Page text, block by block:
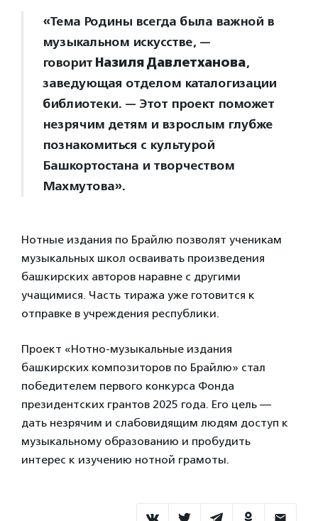
«Тема Родины всегда была важной в
музыкальном искусстве, —
говорит Назиля Давлетханова,
заведующая отделом каталогизации
библиотеки. — Этот проект поможет
незрячим детям и взрослым глубже
познакомиться с культурой
Башкортостана и творчеством
Махмутова».
Нотные издания по Брайлю позволят ученикам
музыкальных школ осваивать произведения
башкирских авторов наравне с другими
учащимися. Часть тиража уже готовится к
отправке в учреждения республики.
Проект «Нотно-музыкальные издания
башкирских композиторов по Брайлю» стал
победителем первого конкурса Фонда
президентских грантов 2025 года. Его цель —
дать незрячим и слабовидящим людям доступ к
музыкальному образованию и пробудить
интерес к изучению нотной грамоты.